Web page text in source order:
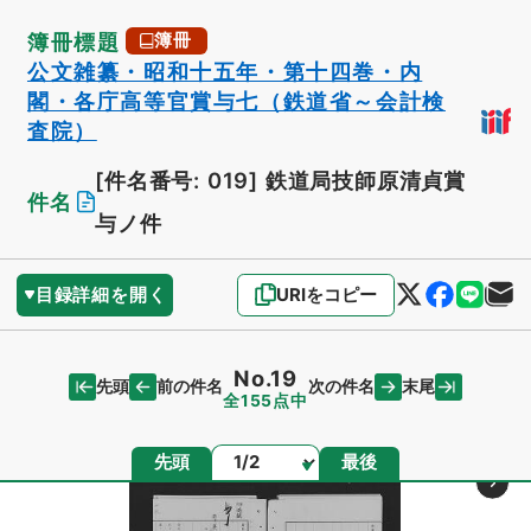
簿冊標題 簿冊
公文雑纂・昭和十五年・第十四巻・内
閣・各庁高等官賞与七（鉄道省～会計検
査院）
件名
[件名番号: 019] 鉄道局技師原清貞賞
与ノ件
目録詳細を開く URIをコピー
先頭 前の件名 No.19
全155点中
次の件名 末尾
先頭 ページ 最後